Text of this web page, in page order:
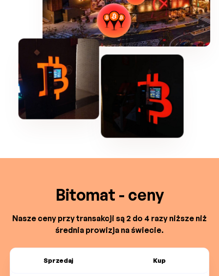
Bitomat - ceny
Nasze ceny przy transakcji są 2 do 4 razy niższe niż
średnia prowizja na świecie.
Sprzedaj Kup